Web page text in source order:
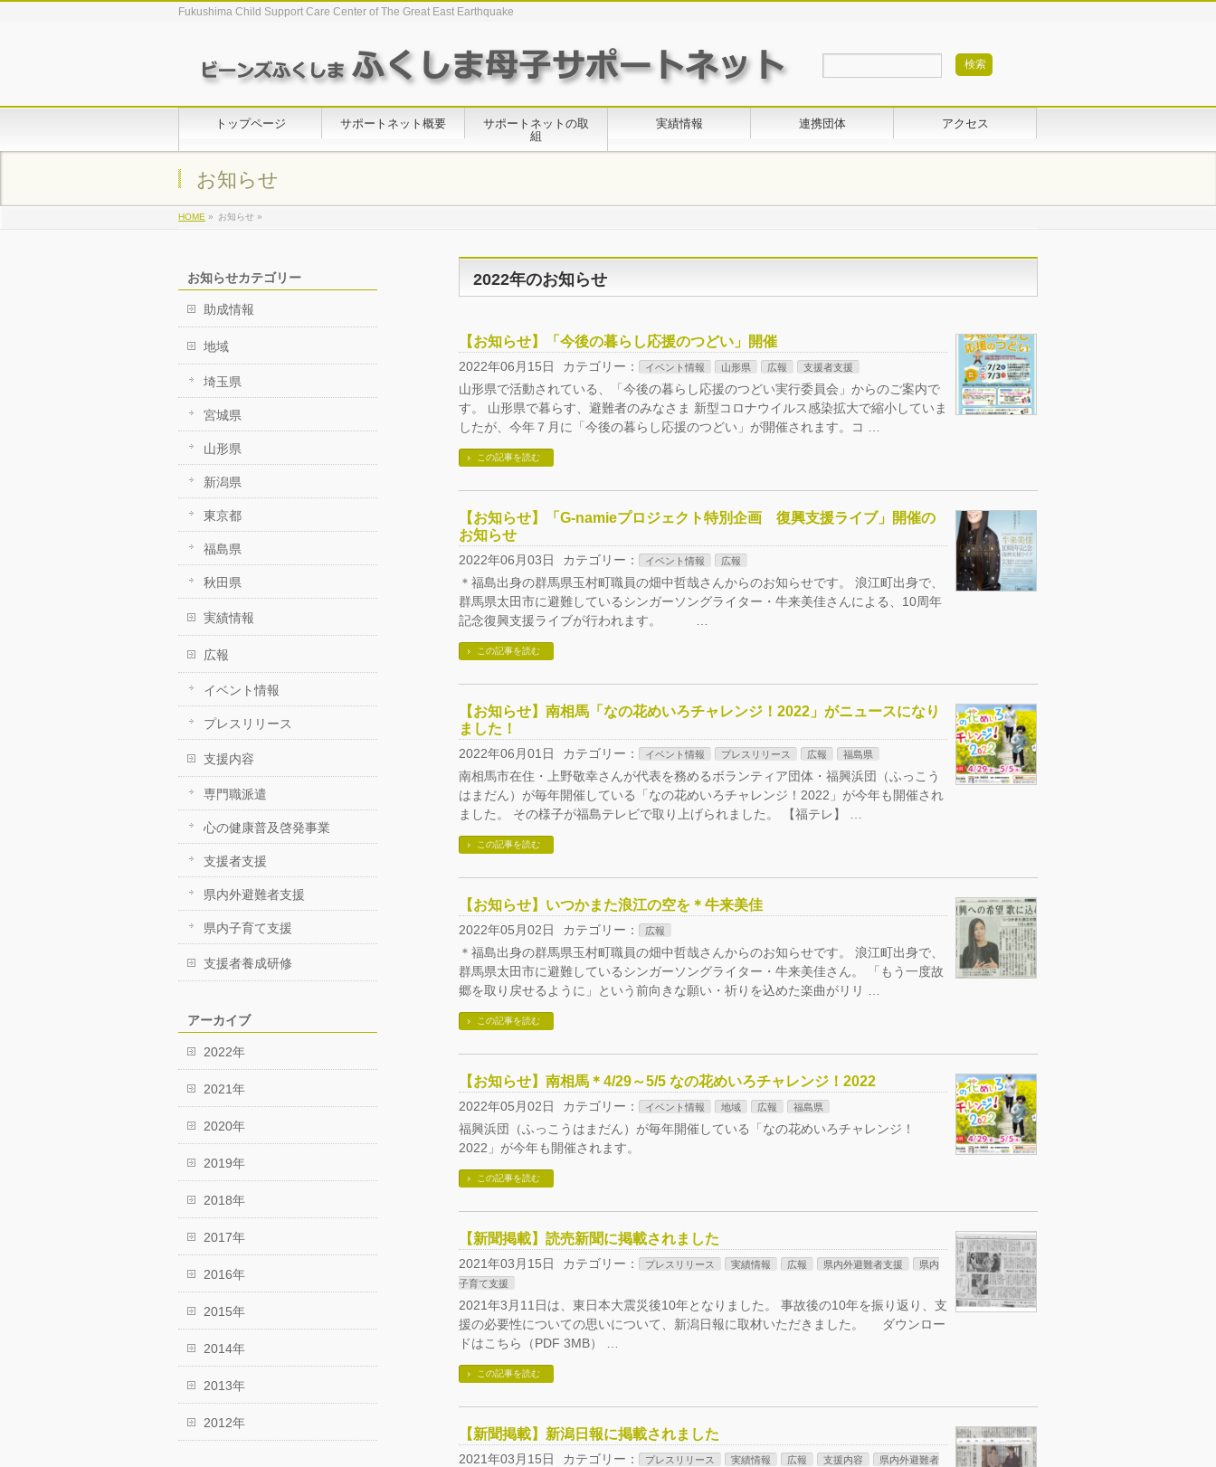
Fukushima Child Support Care Center of The Great East Earthquake
トップページ サポートネット概要
サポートネットの取
組
実績情報 連携団体 アクセス
お知らせ
HOME » お知らせ »
2022年のお知らせ
【お知らせ】「今後の暮らし応援のつどい」開催
2022年06月15日 カテゴリー： イベント情報 山形県 広報 支援者支援
山形県で活動されている、「今後の暮らし応援のつどい実行委員会」からのご案内で
す。 山形県で暮らす、避難者のみなさま 新型コロナウイルス感染拡大で縮小していま
したが、今年７月に「今後の暮らし応援のつどい」が開催されます。コ …
この記事を読む
【お知らせ】「G-namieプロジェクト特別企画 復興支援ライブ」開催の
お知らせ
2022年06月03日 カテゴリー： イベント情報 広報
＊福島出身の群馬県玉村町職員の畑中哲哉さんからのお知らせです。 浪江町出身で、
群馬県太田市に避難しているシンガーソングライター・牛来美佳さんによる、10周年
記念復興支援ライブが行われます。 …
この記事を読む
【お知らせ】南相馬「なの花めいろチャレンジ！2022」がニュースになり
ました！
2022年06月01日 カテゴリー： イベント情報 プレスリリース 広報 福島県
南相馬市在住・上野敬幸さんが代表を務めるボランティア団体・福興浜団（ふっこう
はまだん）が毎年開催している「なの花めいろチャレンジ！2022」が今年も開催され
ました。 その様子が福島テレビで取り上げられました。 【福テレ】 …
この記事を読む
【お知らせ】いつかまた浪江の空を＊牛来美佳
2022年05月02日 カテゴリー： 広報
＊福島出身の群馬県玉村町職員の畑中哲哉さんからのお知らせです。 浪江町出身で、
群馬県太田市に避難しているシンガーソングライター・牛来美佳さん。 「もう一度故
郷を取り戻せるように」という前向きな願い・祈りを込めた楽曲がリリ …
この記事を読む
【お知らせ】南相馬＊4/29～5/5 なの花めいろチャレンジ！2022
2022年05月02日 カテゴリー： イベント情報 地域 広報 福島県
福興浜団（ふっこうはまだん）が毎年開催している「なの花めいろチャレンジ！
2022」が今年も開催されます。
この記事を読む
【新聞掲載】読売新聞に掲載されました
2021年03月15日 カテゴリー： プレスリリース 実績情報 広報 県内外避難者支援
県内
子育て支援
2021年3月11日は、東日本大震災後10年となりました。 事故後の10年を振り返り、支
援の必要性についての思いについて、新潟日報に取材いただきました。 ダウンロー
ドはこちら（PDF 3MB） …
この記事を読む
【新聞掲載】新潟日報に掲載されました
2021年03月15日 カテゴリー： プレスリリース 実績情報 広報 支援内容
県内外避難者
お知らせカテゴリー
助成情報
地域
埼玉県
宮城県
山形県
新潟県
東京都
福島県
秋田県
実績情報
広報
イベント情報
プレスリリース
支援内容
専門職派遣
心の健康普及啓発事業
支援者支援
県内外避難者支援
県内子育て支援
支援者養成研修
アーカイブ
2022年
2021年
2020年
2019年
2018年
2017年
2016年
2015年
2014年
2013年
2012年